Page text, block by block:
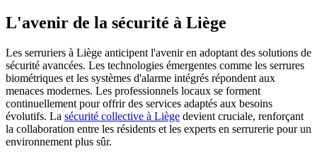
L'avenir de la sécurité à Liège
Les serruriers à Liège anticipent l'avenir en adoptant des solutions de
sécurité avancées. Les technologies émergentes comme les serrures
biométriques et les systèmes d'alarme intégrés répondent aux
menaces modernes. Les professionnels locaux se forment
continuellement pour offrir des services adaptés aux besoins
évolutifs. La sécurité collective à Liège devient cruciale, renforçant
la collaboration entre les résidents et les experts en serrurerie pour un
environnement plus sûr.